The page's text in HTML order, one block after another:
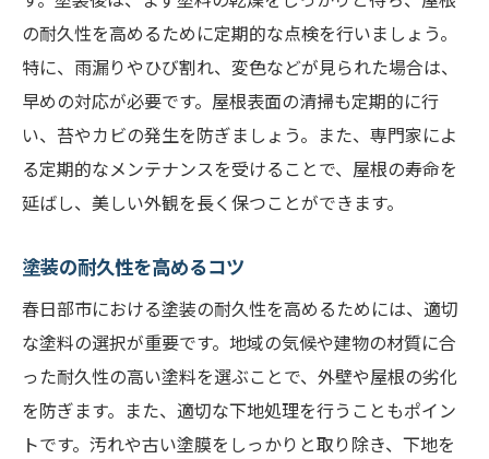
の耐久性を高めるために定期的な点検を行いましょう。
特に、雨漏りやひび割れ、変色などが見られた場合は、
早めの対応が必要です。屋根表面の清掃も定期的に行
い、苔やカビの発生を防ぎましょう。また、専門家によ
る定期的なメンテナンスを受けることで、屋根の寿命を
延ばし、美しい外観を長く保つことができます。
塗装の耐久性を高めるコツ
春日部市における塗装の耐久性を高めるためには、適切
な塗料の選択が重要です。地域の気候や建物の材質に合
った耐久性の高い塗料を選ぶことで、外壁や屋根の劣化
を防ぎます。また、適切な下地処理を行うこともポイン
トです。汚れや古い塗膜をしっかりと取り除き、下地を